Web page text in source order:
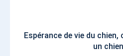
Espérance de vie du
un